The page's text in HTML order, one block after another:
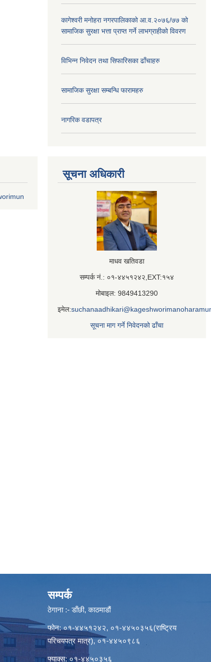
कागेश्वरी मनोहरा नगरपालिकाको आ.व.२०७६/७७ को
सामाजिक सुरक्षा भत्ता प्राप्त गर्ने लाभग्राहीको विवरण
विभिन्न निवेदन तथा सिफारिसका ढाँचाहरु
सामाजिक सुरक्षा सम्बन्धि फारामहरु
नागरिक वडापत्र
सूचना अधिकारी
माधव खतिवडा
सम्पर्क नं.: ०१-४४५१२४२,EXT:१५४
मोबाइल: 9849413290
इमेल:
सूचना माग गर्ने निवेदनको ढाँचा
सम्पर्क
ठेगाना :- डाँछी, काठमाडौं
फोन: ०१-४४५१२४२, ०१-४४५०३५६(राष्ट्रिय
परिचयपत्र मात्र), ०१-४४५०९८६
फ्याक्स: ०१-४४५०३५६